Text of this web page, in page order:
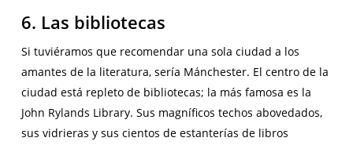
6. Las bibliotecas
Si tuviéramos que recomendar una sola ciudad a los
amantes de la literatura, sería Mánchester. El centro de la
ciudad está repleto de bibliotecas; la más famosa es la
John Rylands Library. Sus magníficos techos abovedados,
sus vidrieras y sus cientos de estanterías de libros